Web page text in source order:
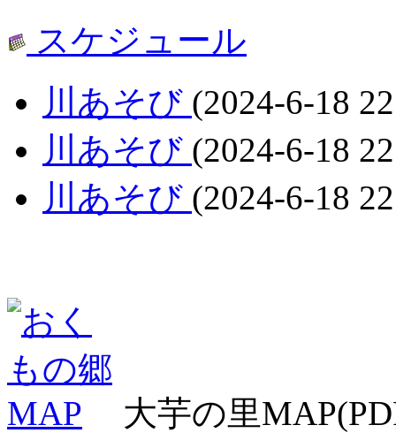
スケジュール
川あそび (2024-6-18
川あそび (2024-6-18
川あそび (2024-6-18
大芋の里